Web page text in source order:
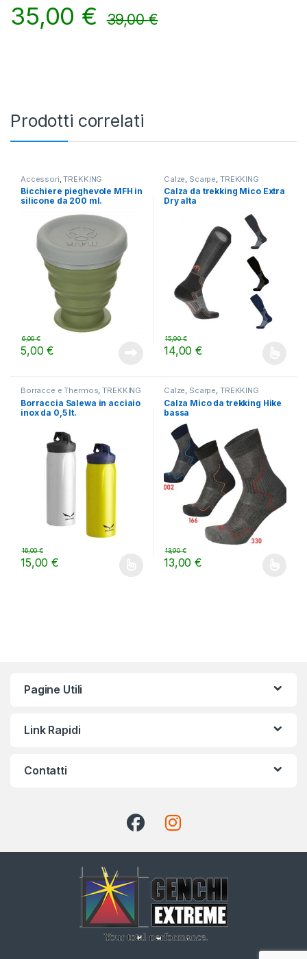
35,00 € 39,00€
Prodotti correlati
Accessori ,TREKKING
Bicchiere pieghevole MFH in
silicone da 200 ml.
5,00€
6,00€
Calze Scarpe TREKKING
Calza da trekking Mico Extra
Dry alta
14,00€
15,90€
Questo prodotto ha più
Borracce e Thermos,TREKKING
Borraccia Salewa in acciaio
inox da 0,5 lt.
15,00€
16,00€
Questo prodotto ha più varianti. Le opzioni possono essere
Calze, Scarpe, TREKKING
Calza Mico da trekking Hike
bassa
13,00€
13,90€
Questo prodotto ha più
Pagine Utili
Link Rapidi
Contatti